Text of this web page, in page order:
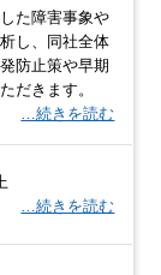
た障害事象や
し、同社全体
防止策や早期
だきます。
…続きを読む
…続きを読む